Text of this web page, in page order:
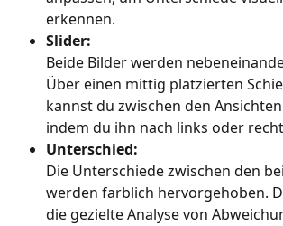
erkennen.
Slider:
Beide Bilder werden
Über einen mittig platzierten
kannst du zwischen den
indem du ihn nach links oder
Unterschied:
Die Unterschiede zwischen den
werden farblich hervorgehoben.
die gezielte Analyse von